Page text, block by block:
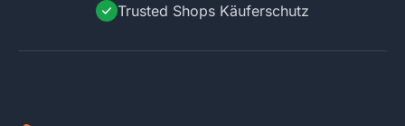
Trusted Shops Käuferschutz